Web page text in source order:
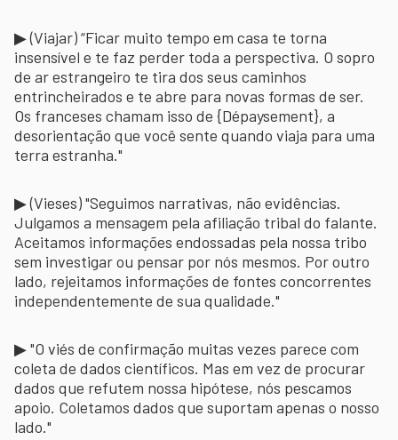
▶ (Viajar) “Ficar muito tempo em casa te torna
insensível e te faz perder toda a perspectiva. O sopro
de ar estrangeiro te tira dos seus caminhos
entrincheirados e te abre para novas formas de ser.
Os franceses chamam isso de {Dépaysement}, a
desorientação que você sente quando viaja para uma
terra estranha."
▶ (Vieses) "Seguimos narrativas, não evidências.
Julgamos a mensagem pela afiliação tribal do falante.
Aceitamos informações endossadas pela nossa tribo
sem investigar ou pensar por nós mesmos. Por outro
lado, rejeitamos informações de fontes concorrentes
independentemente de sua qualidade."
▶ "O viés de confirmação muitas vezes parece com
coleta de dados científicos. Mas em vez de procurar
dados que refutem nossa hipótese, nós pescamos
apoio. Coletamos dados que suportam apenas o nosso
lado."